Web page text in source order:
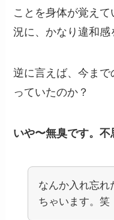
ことを身体が覚えて
況に、かなり違和感
逆に言えば、今まで
っていたのか？
いや〜無臭です。不
なんか入れ忘れ
ちゃいます。笑